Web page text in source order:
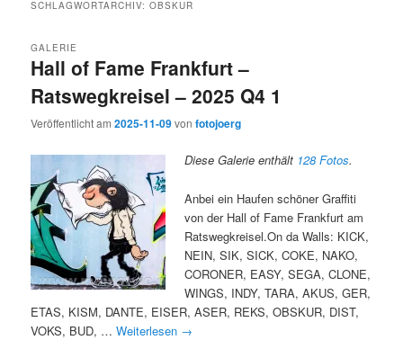
SCHLAGWORTARCHIV:OBSKUR
Hall of Fame Frankfurt –
Ratswegkreisel – 2025 Q4 1
GALERIE
Veröffentlicht am2025-11-09vonfotojoerg
Diese Galerie enthält 128 Fotos.
Anbei ein Haufen schöner Graffiti
von der Hall of Fame Frankfurt am
Ratswegkreisel.On da Walls: KICK,
NEIN, SIK, SICK, COKE, NAKO,
CORONER, EASY, SEGA, CLONE,
WINGS, INDY, TARA, AKUS, GER,
ETAS, KISM, DANTE, EISER, ASER, REKS, OBSKUR, DIST,
VOKS, BUD, …Weiterlesen →